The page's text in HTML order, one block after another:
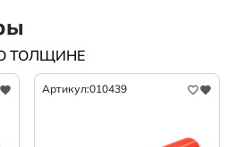
ТОЛЩИНЕ
Артикул:010439